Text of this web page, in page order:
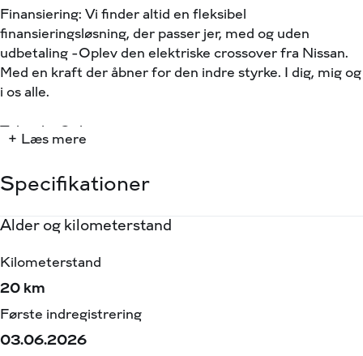
Finansiering: Vi finder altid en fleksibel
finansieringsløsning, der passer jer, med og uden
udbetaling -Oplev den elektriske crossover fra Nissan.
Med en kraft der åbner for den indre styrke. I dig, mig og
i os alle.
Tekniske Oplysninger:
Lynopladning: 10-80 % på ca. 28 min. 130 Kw
Ejerafgift: 460,- halvårligt
Fremhævet udstyr:
⭐️ 3 Faset - 22 kW On-board oplader
⭐️ 4-Hjulstræk
⭐️ Varmepumpe med temperaturstyring af batteriet
(Både varme og køl)
+ Læs mere
Specifikationer
Alder og kilometerstand
Kilometerstand
20 km
Første indregistrering
03.06.2026
Motor og ydelse
0-100 km/t
5,70 sek.
Tophastighed
200 km/t
Elektriske egenskaber
Batteristørrelse
87,00 kWh
Rækkevidde (WLTP)
417,00 km
Rummelighed og mål
Køreklar vægt
2297 kg
Totalvægt
2655 kg
Økonomi
Brændstofforbrug (NEDC)
37,24 km/l
Grøn ejerafgift (årlig)
920